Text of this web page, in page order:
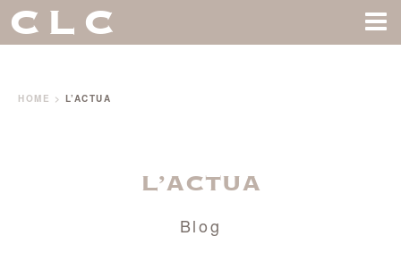
CLC
HOME > L’ACTUA
L’ACTUA
Blog